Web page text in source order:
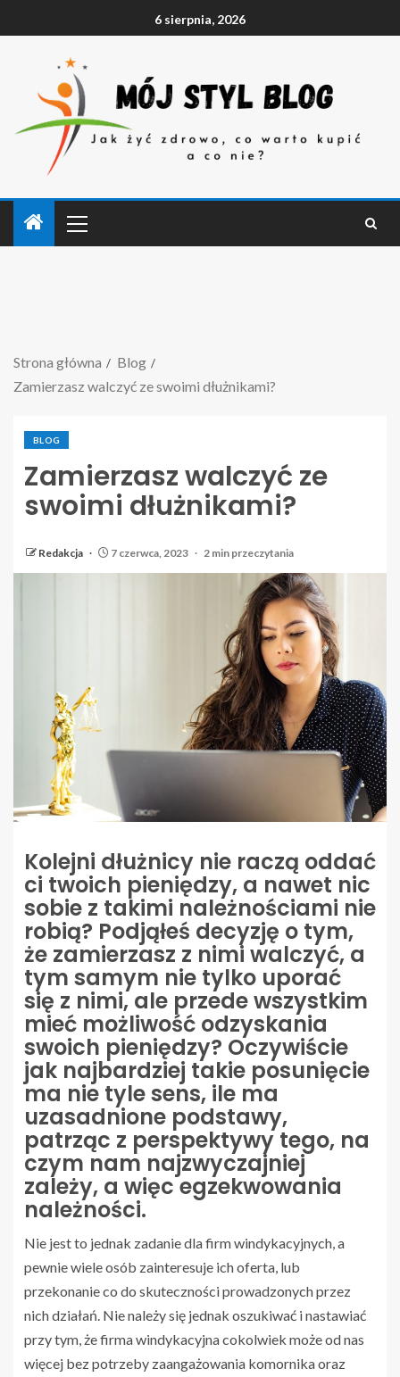
6 sierpnia, 2026
Strona główna
Blog
Zamierzasz walczyć ze swoimi dłużnikami?
BLOG
Zamierzasz walczyć ze
swoimi dłużnikami?
Redakcja 7 czerwca, 2023 2 min przeczytania
Kolejni dłużnicy nie raczą oddać
ci twoich pieniędzy, a nawet nic
sobie z takimi należnościami nie
robią? Podjąłeś decyzję o tym,
że zamierzasz z nimi walczyć, a
tym samym nie tylko uporać
się z nimi, ale przede wszystkim
mieć możliwość odzyskania
swoich pieniędzy? Oczywiście
jak najbardziej takie posunięcie
ma nie tyle sens, ile ma
uzasadnione podstawy,
patrząc z perspektywy tego, na
czym nam najzwyczajniej
zależy, a więc egzekwowania
należności.
Nie jest to jednak zadanie dla firm windykacyjnych, a
pewnie wiele osób zainteresuje ich oferta, lub
przekonanie co do skuteczności prowadzonych przez
nich działań. Nie należy się jednak oszukiwać i nastawiać
przy tym, że firma windykacyjna cokolwiek może od nas
więcej bez potrzeby zaangażowania komornika oraz